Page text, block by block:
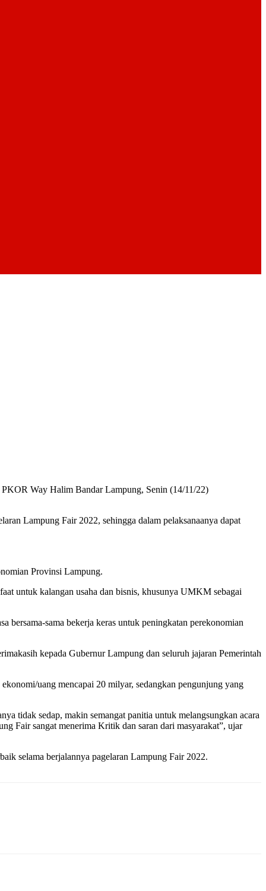
Way Halim Bandar Lampung, Senin (14/11/22)
Lampung Fair 2022, sehingga dalam pelaksanaanya dapat
Provinsi Lampung.
untuk kalangan usaha dan bisnis, khusunya UMKM sebagai
bersama-sama bekerja keras untuk peningkatan perekonomian
kepada Gubernur Lampung dan seluruh jajaran Pemerintah
uang mencapai 20 milyar, sedangkan pengunjung yang
tidak sedap, makin semangat panitia untuk melangsungkan acara
Fair sangat menerima Kritik dan saran dari masyarakat”, ujar
selama berjalannya pagelaran Lampung Fair 2022.